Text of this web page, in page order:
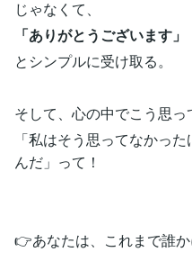
じゃなくて、
「ありがとうございます」
とシンプルに受け取る。
そして、心の中でこう思っ
「私はそう思ってなかった
んだ」って！
👉あなたは、これまで誰